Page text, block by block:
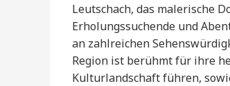
Leutschach, das malerische
Erholungssuchende und
an zahlreichen
Region ist berühmt für ihre
Kulturlandschaft führen,